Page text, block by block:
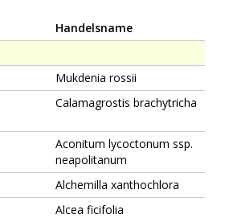
Handelsname
Mukdenia rossii
Calamagrostis brachytricha
Aconitum lycoctonum ssp.
neapolitanum
Alchemilla xanthochlora
Alcea ficifolia